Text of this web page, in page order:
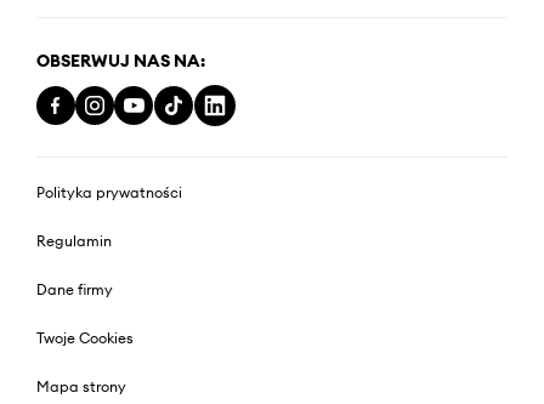
OBSERWUJ NAS NA:
Polityka prywatności
Regulamin
Dane firmy
Twoje Cookies
Mapa strony